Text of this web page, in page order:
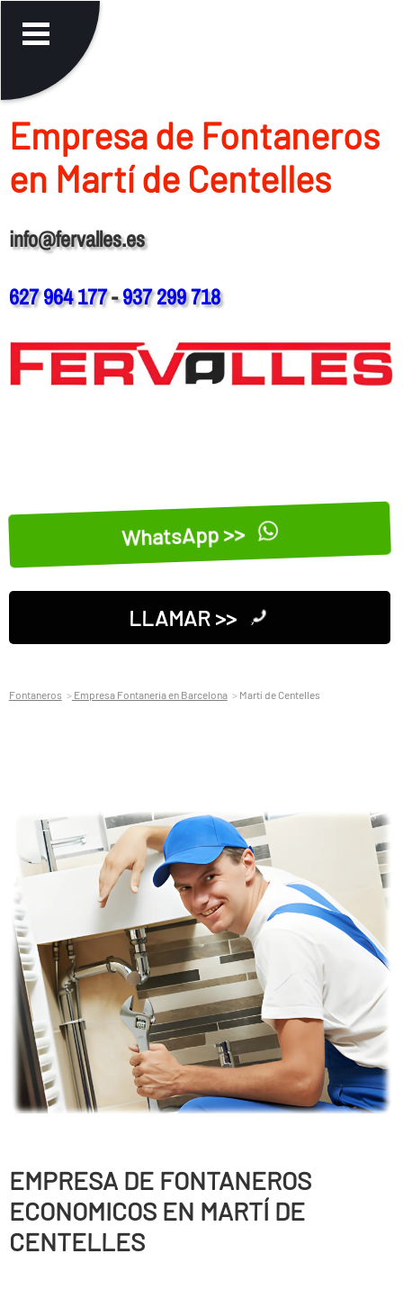
Empresa de Fontaneros
en Martí de Centelles
info@fervalles.es
627 964 177-937 299 718
WhatsApp >>
LLAMAR >>
Fontaneros Empresa Fontaneria en Barcelona Martí de Centelles
EMPRESA DE FONTANEROS
ECONOMICOS EN MARTÍ DE
CENTELLES